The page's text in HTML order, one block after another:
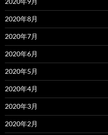
2020年8月
2020年7月
2020年6月
2020年5月
2020年4月
2020年3月
2020年2月